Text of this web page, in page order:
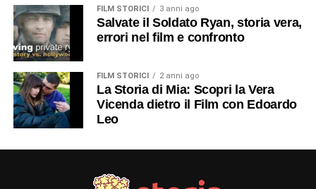
FILM STORICI 3 anni ago
Salvate il Soldato Ryan, storia vera,
errori nel film e confronto
FILM STORICI 2 anni ago
La Storia di Mia: Scopri la Vera
Vicenda dietro il Film con Edoardo
Leo